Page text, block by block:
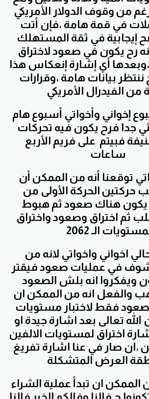
من وقوف الدولار الأمريكي
في قمة هامة ،فإن أتت
إيجابية في ثقة المستهلك
رح يكون في صعود لاختراق
،وبعدها أي إشارة إنعكاس هذا
ننتظر بيانات هامة ،وقرارات
إخواني وأخواتي أسبوع هام
جدا فرح يكون فيه تحركات
فبيتم على فريم الأربع
توقعنا أنه من الممكن أن
حركتين الحركة الأولى من
يكون هناك صعود ثم هبوط
ثم اختراق وصعود واختراق
اخواني واخواتي لانه من
في عمليات صعود فيقتر
ويفكروا انه بلش الصعود
والفعل انه من الممكن ان
فقط لاختبار مستويات
الله تعالى بعد اشارة جيدة او
اختراق لمستويات الالفين
،ان صار في عنا اشارة تفريغ
ان تبدأ عملية الشراء